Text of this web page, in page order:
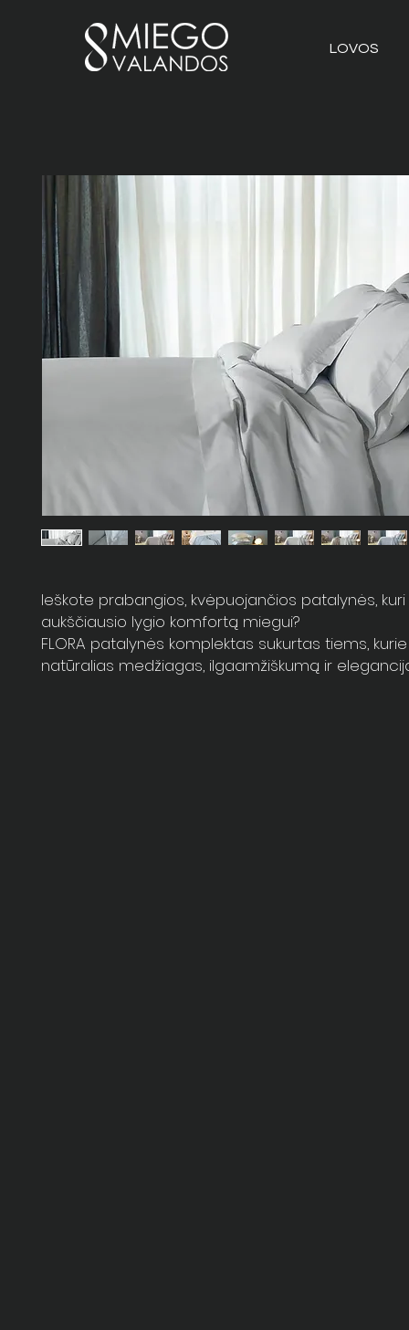
LOVOS
Ieškote prabangios, kvėpuojančios patalynės, kuri
aukščiausio lygio komfortą miegui?
FLORA patalynės komplektas sukurtas tiems,
natūralias medžiagas, ilgaamžiškumą ir